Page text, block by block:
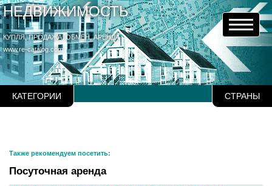
НЕДВИЖИМОСТЬ
КУПЛЯ, ПРОДАЖА, ОБМЕН, АРЕНДА
www.re-catalog.com
КАТЕГОРИИ СТРАНЫ
Также рекомендуем посетить:
Посуточная аренда